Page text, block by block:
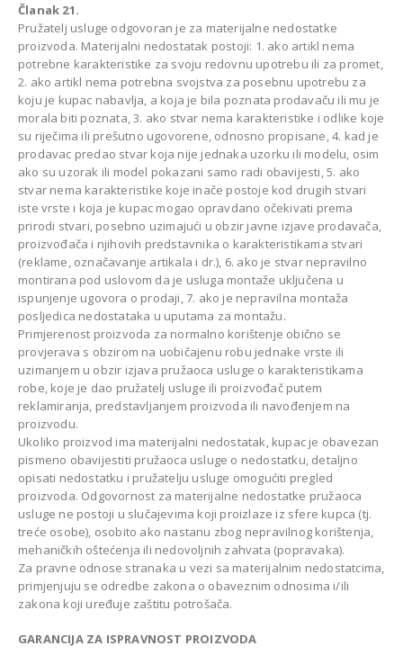
Članak 21.
Pružatelj usluge odgovoran je za materijalne nedostatke
proizvoda. Materijalni nedostatak postoji: 1. ako artikl nema
potrebne karakteristike za svoju redovnu upotrebu ili za promet,
2. ako artikl nema potrebna svojstva za posebnu upotrebu za
koju je kupac nabavlja, a koja je bila poznata prodavaču ili mu je
morala biti poznata, 3. ako stvar nema karakteristike i odlike koje
su riječima ili prešutno ugovorene, odnosno propisane, 4. kad je
prodavac predao stvar koja nije jednaka uzorku ili modelu, osim
ako su uzorak ili model pokazani samo radi obavijesti, 5. ako
stvar nema karakteristike koje inače postoje kod drugih stvari
iste vrste i koja je kupac mogao opravdano očekivati prema
prirodi stvari, posebno uzimajući u obzir javne izjave prodavača,
proizvođača i njihovih predstavnika o karakteristikama stvari
(reklame, označavanje artikala i dr.), 6. ako je stvar nepravilno
montirana pod uslovom da je usluga montaže uključena u
ispunjenje ugovora o prodaji, 7. ako je nepravilna montaža
posljedica nedostataka u uputama za montažu.
Primjerenost proizvoda za normalno korištenje obično se
provjerava s obzirom na uobičajenu robu jednake vrste ili
uzimanjem u obzir izjava pružaoca usluge o karakteristikama
robe, koje je dao pružatelj usluge ili proizvođač putem
reklamiranja, predstavljanjem proizvoda ili navođenjem na
proizvodu.
Ukoliko proizvod ima materijalni nedostatak, kupac je obavezan
pismeno obavijestiti pružaoca usluge o nedostatku, detaljno
opisati nedostatku i pružatelju usluge omogućiti pregled
proizvoda. Odgovornost za materijalne nedostatke pružaoca
usluge ne postoji u slučajevima koji proizlaze iz sfere kupca (tj.
treće osobe), osobito ako nastanu zbog nepravilnog korištenja,
mehaničkih oštećenja ili nedovoljnih zahvata (popravaka).
Za pravne odnose stranaka u vezi sa materijalnim nedostatcima,
primjenjuju se odredbe zakona o obaveznim odnosima i/ili
zakona koji uređuje zaštitu potrošača.
GARANCIJA ZA ISPRAVNOST PROIZVODA